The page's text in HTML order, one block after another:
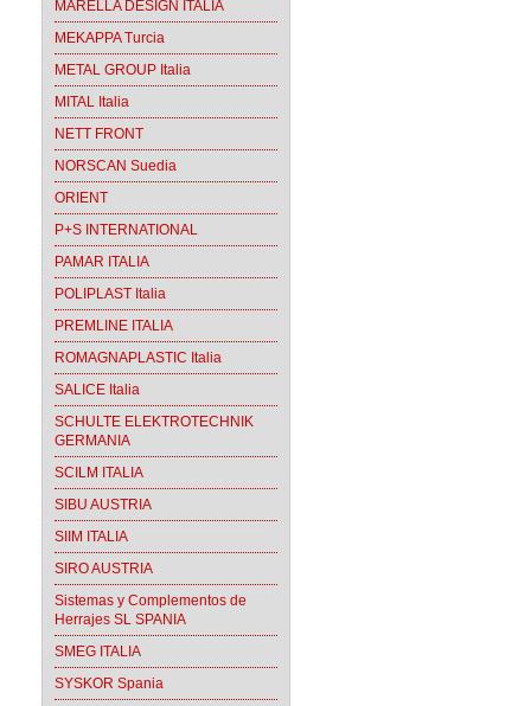
MARELLA DESIGN ITALIA
MEKAPPA Turcia
METAL GROUP Italia
MITAL Italia
NETT FRONT
NORSCAN Suedia
ORIENT
P+S INTERNATIONAL
PAMAR ITALIA
POLIPLAST Italia
PREMLINE ITALIA
ROMAGNAPLASTIC Italia
SALICE Italia
SCHULTE ELEKTROTECHNIK
GERMANIA
SCILM ITALIA
SIBU AUSTRIA
SIIM ITALIA
SIRO AUSTRIA
Sistemas y Complementos de
Herrajes SL SPANIA
SMEG ITALIA
SYSKOR Spania